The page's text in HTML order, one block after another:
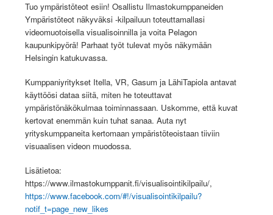
Tuo ympäristöteot esiin! Osallistu Ilmastokumppaneiden
Ympäristöteot näkyväksi -kilpailuun toteuttamallasi
videomuotoisella visualisoinnilla ja voita Pelagon
kaupunkipyörä! Parhaat työt tulevat myös näkymään
Helsingin katukuvassa.
Kumppaniyritykset Itella, VR, Gasum ja LähiTapiola antavat
käyttöösi dataa siitä, miten he toteuttavat
ympäristönäkökulmaa toiminnassaan. Uskomme, että kuvat
kertovat enemmän kuin tuhat sanaa. Auta nyt
yrityskumppaneita kertomaan ympäristöteoistaan tiiviin
visuaalisen videon muodossa.
Lisätietoa:
https://www.ilmastokumppanit.fi/visualisointikilpailu/,
https://www.facebook.com/#!/visualisointikilpailu?
notif_t=page_new_likes